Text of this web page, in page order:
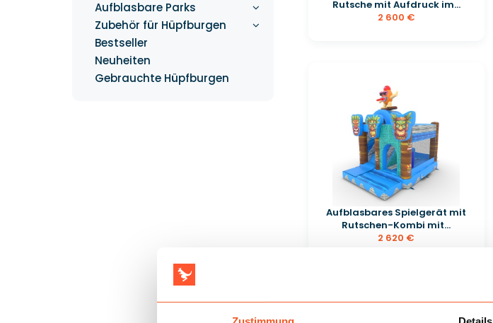
Rutsche mit Aufdruck im...
2 600 €
Aufblasbares Spielgerät mit
Rutschen-Kombi mit...
2 620 €
Aufblasbare Parks
Zubehör für Hüpfburgen
Bestseller
Neuheiten
Gebrauchte Hüpfburgen